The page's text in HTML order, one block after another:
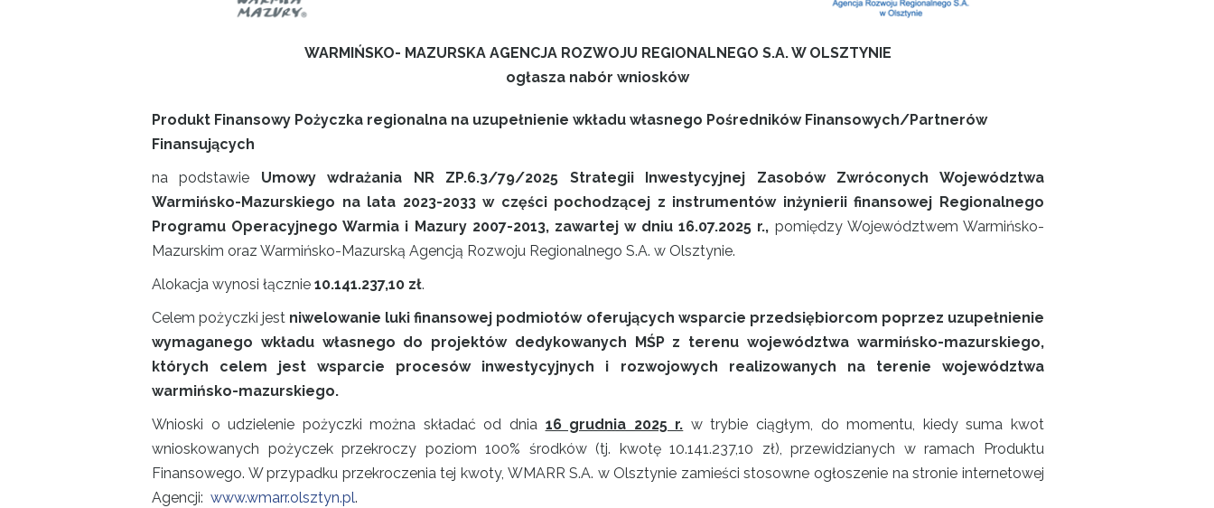
WARMIŃSKO- MAZURSKA AGENCJA ROZWOJU REGIONALNEGO S.A. W OLSZTYNIE
ogłasza nabór wniosków
Produkt Finansowy Pożyczka regionalna na uzupełnienie wkładu własnego Pośredników Finansowych/Partnerów
Finansujących
na podstawie Umowy wdrażania NR ZP.6.3/79/2025 Strategii Inwestycyjnej Zasobów Zwróconych Województwa
Warmińsko-Mazurskiego na lata 2023-2033 w części pochodzącej z instrumentów inżynierii finansowej Regionalnego
Programu Operacyjnego Warmia i Mazury 2007-2013, zawartej w dniu 16.07.2025 r., pomiędzy Województwem Warmińsko-
Mazurskim oraz Warmińsko-Mazurską Agencją Rozwoju Regionalnego S.A. w Olsztynie.
Alokacja wynosi łącznie 10.141.237,10 zł.
Celem pożyczki jest niwelowanie luki finansowej podmiotów oferujących wsparcie przedsiębiorcom poprzez uzupełnienie
wymaganego wkładu własnego do projektów dedykowanych MŚP z terenu województwa warmińsko-mazurskiego,
których celem jest wsparcie procesów inwestycyjnych i rozwojowych realizowanych na terenie województwa
warmińsko-mazurskiego.
Wnioski o udzielenie pożyczki można składać od dnia 16 grudnia 2025 r. w trybie ciągłym, do momentu, kiedy suma kwot
wnioskowanych pożyczek przekroczy poziom 100% środków (tj. kwotę 10.141.237,10 zł), przewidzianych w ramach Produktu
Finansowego. W przypadku przekroczenia tej kwoty, WMARR S.A. w Olsztynie zamieści stosowne ogłoszenie na stronie internetowej
Agencji: www.wmarr.olsztyn.pl.